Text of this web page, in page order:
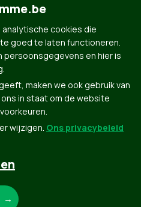
cookies die
goed te laten functioneren.
persoonsgegevens en hier is
maken we ook gebruik van
in staat om de website
wijzigen. Ons privacybeleid